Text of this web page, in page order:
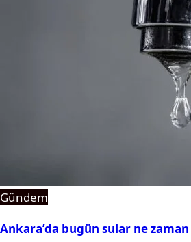
Gündem
Ankara’da bugün sular ne